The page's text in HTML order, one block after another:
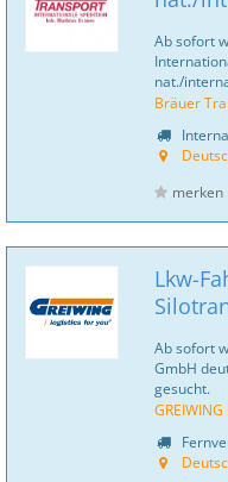
Ab sofort
nat./
Bräuer
merken
Lkw-
Ab sofort
GmbH
gesucht.